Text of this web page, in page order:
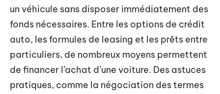
un véhicule sans disposer immédiatement des
fonds nécessaires. Entre les options de crédit
auto, les formules de leasing et les prêts entre
particuliers, de nombreux moyens permettent
de financer l’achat d’une voiture. Des astuces
pratiques, comme la négociation des termes